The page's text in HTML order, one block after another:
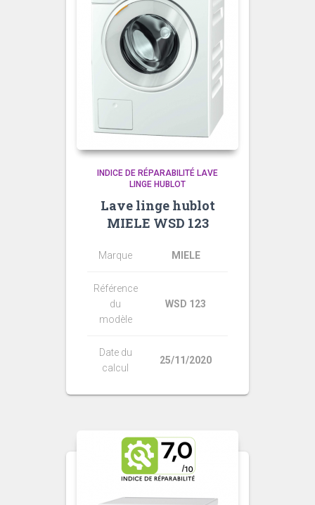
INDICE DE RÉPARABILITÉ LAVE
LINGE HUBLOT
Lave linge hublot
MIELE WSD 123
Marque MIELE
Référence
du
modèle
WSD 123
Date du
calcul
25/11/2020